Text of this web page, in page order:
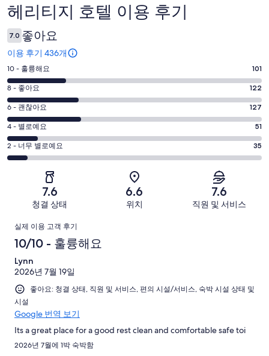
이
용
후
기
헤리티지 호텔 이용 후기
7.0 좋아요
이용 후기 436개
평
점
10
-
훌
륭
해
요.
후
기
101
개
10 - 훌륭해요 101
평
점
8
-
좋
아
후
중
122
개
8 - 좋아요 122
평
점
6
-
괜
개
이
후
기
중
127
개
6 - 괜찮아요 127
평
점
4
436
개
이
용
후
중
개
4 - 별로예요 51
평
점
별
로
요.
436
개
이
용
후
기
2 - 너무 별로예요 35
7.6
청결 상태
6.6
위치
7.6
직원 및 서비스
이
용
후
기
실제 이용 고객 후기
10/10 - 훌륭해요
Lynn
2026년 7월 19일
좋아요: 청결 상태, 직원 및 서비스, 편의 시설/서비스, 숙박 시설 상태 및
시설
Google 번역 보기
Its a great place for a good rest clean and comfortable safe toi
2026년 7월에 1박 숙박함